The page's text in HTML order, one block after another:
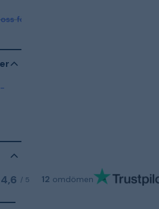
för mer information
4,6 / 5 12 omdömen